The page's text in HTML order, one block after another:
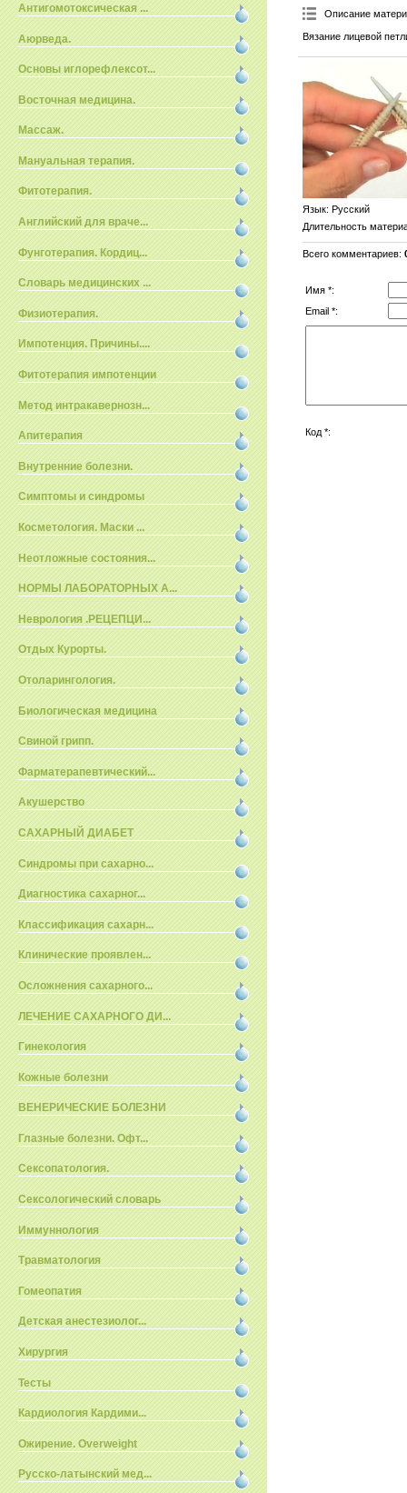
Антигомотоксическая ...
Аюрведа.
Основы иглорефлексот...
Восточная медицина.
Массаж.
Мануальная терапия.
Фитотерапия.
Английский для враче...
Фунготерапия. Кордиц...
Словарь медицинских ...
Физиотерапия.
Импотенция. Причины....
Фитотерапия импотенции
Метод интракавернозн...
Апитерапия
Внутренние болезни.
Симптомы и синдромы
Косметология. Маски ...
Неотложные состояния...
НОРМЫ ЛАБОРАТОРНЫХ А...
Неврология .РЕЦЕПЦИ...
Отдых Курорты.
Отоларингология.
Биологическая медицина
Свиной грипп.
Фарматерапевтический...
Акушерство
САХАРНЫЙ ДИАБЕТ
Синдромы при сахарно...
Диагностика сахарног...
Классификация сахарн...
Клинические проявлен...
Осложнения сахарного...
ЛЕЧЕНИЕ САХАРНОГО ДИ...
Гинекология
Кожные болезни
ВЕНЕРИЧЕСКИЕ БОЛЕЗНИ
Глазные болезни. Офт...
Сексопатология.
Сексологический словарь
Иммуннология
Травматология
Гомеопатия
Детская анестезиолог...
Хирургия
Тесты
Кардиология Кардими...
Ожирение. Overweight
Русско-латынский мед...
Описание
Вязание лицевой
Язык: Русский
Длительность
Всего комментариев:
Имя *:
Email *:
Код *: